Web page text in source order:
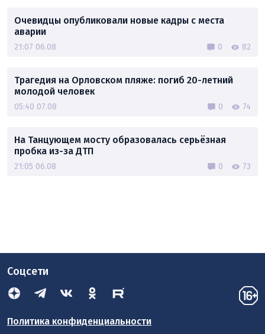
Очевидцы опубликовали новые кадры с места
аварии
21:07 06.08 0 82
Трагедия на Орловском пляже: погиб 20-летний
молодой человек
05:40 07.08 0 74
На Танцующем мосту образовалась серьёзная
пробка из-за ДТП
21:05 06.08 0 73
Соцсети
Политика конфиденциальности